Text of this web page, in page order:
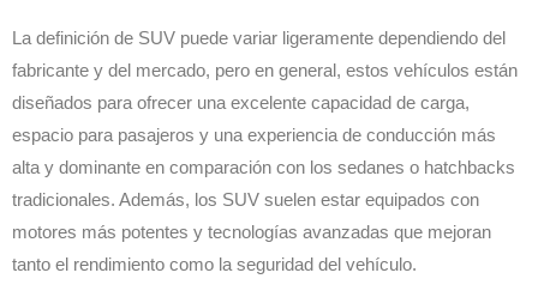
La definición de SUV puede variar ligeramente dependiendo del
fabricante y del mercado, pero en general, estos vehículos están
diseñados para ofrecer una excelente capacidad de carga,
espacio para pasajeros y una experiencia de conducción más
alta y dominante en comparación con los sedanes o hatchbacks
tradicionales. Además, los SUV suelen estar equipados con
motores más potentes y tecnologías avanzadas que mejoran
tanto el rendimiento como la seguridad del vehículo.